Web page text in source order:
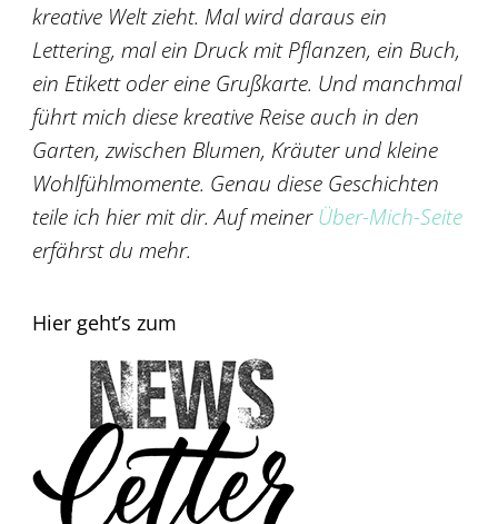
kreative Welt zieht. Mal wird daraus ein
Lettering, mal ein Druck mit Pflanzen, ein Buch,
ein Etikett oder eine Grußkarte. Und manchmal
führt mich diese kreative Reise auch in den
Garten, zwischen Blumen, Kräuter und kleine
Wohlfühlmomente. Genau diese Geschichten
teile ich hier mit dir. Auf meinerÜber-Mich-Seite
erfährst du mehr.
Hier geht’s zum